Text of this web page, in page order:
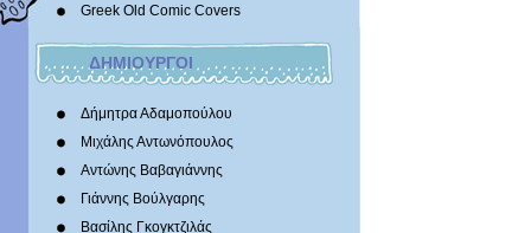
Greek Old Comic Covers
ΔΗΜΙΟΥΡΓΟΙ
Δήμητρα Αδαμοπούλου
Μιχάλης Αντωνόπουλος
Αντώνης Βαβαγιάννης
Γιάννης Βούλγαρης
Βασίλης Γκογκτζιλάς